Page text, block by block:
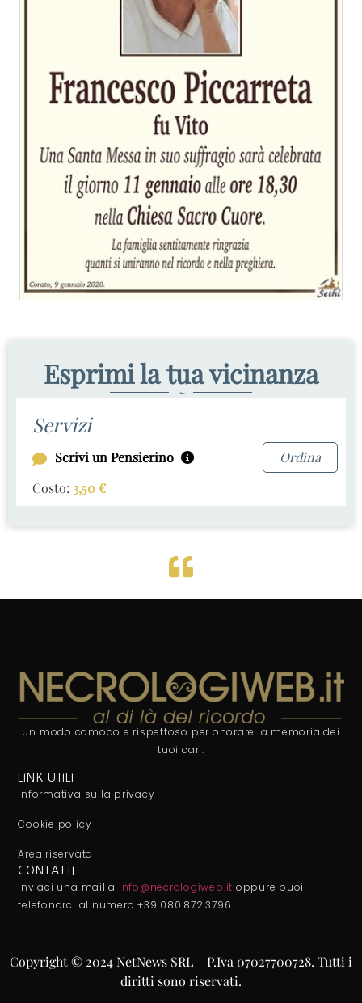
Esprimi la tua vicinanza
~
Servizi
Scrivi un Pensierino
Ordina
Costo: 3,50€
Un modo comodo e rispettoso per onorare la memoria dei
tuoi cari.
LINK UTILI
Informativa sulla privacy
Cookie policy
Area riservata
CONTATTI
Inviaci una mail a info@necrologiweb.it oppure puoi
telefonarci al numero +39 080.872.3796
Copyright © 2024 NetNews SRL – P.Iva 07027700728. Tutti i
diritti sono riservati.